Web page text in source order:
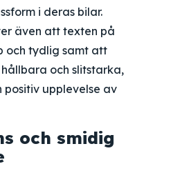
i deras bilar.
även att texten på
och tydlig samt att
och slitstarka,
upplevelse av
och smidig